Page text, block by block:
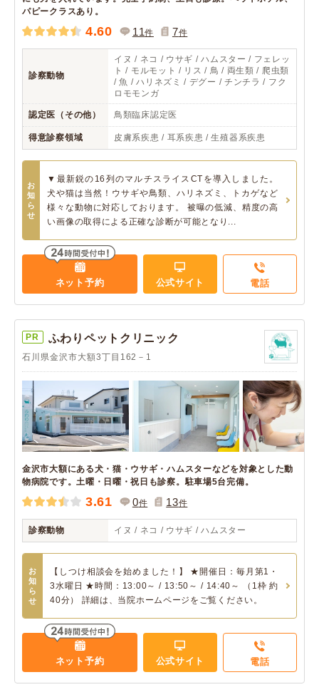
パピークラスあり。
4.60 11件 7件
診察動物
イヌ / ネコ / ウサギ / ハムスター / フェレッ
ト / モルモット / リス / 鳥 / 両生類 / 爬虫類
/ 魚 / ハリネズミ / デグー / チンチラ / フク
ロモモンガ
認定医（その他） 鳥類臨床認定医
得意診察領域 皮膚系疾患 / 耳系疾患 / 生殖器系疾患
お
知
ら
せ
▼最新鋭の16列のマルチスライスCTを導入しました。
犬や猫は当然！ウサギや鳥類、ハリネズミ、トカゲなど
様々な動物に対応しております。 被曝の低減、精度の高
い画像の取得による正確な診断が可能となり...
ネット予約 公式サイト 電話
PR ふわりペットクリニック
石川県金沢市大額3丁目162－1
金沢市大額にある犬・猫・ウサギ・ハムスターなどを対象とした動
物病院です。土曜・日曜・祝日も診察。駐車場5台完備。
3.61 0件 13件
診察動物 イヌ / ネコ / ウサギ / ハムスター
お
知
ら
せ
【しつけ相談会を始めました！】 ★開催日：毎月第1・
3水曜日 ★時間：13:00～ / 13:50～ / 14:40～ （1枠 約
40分） 詳細は、当院ホームページをご覧ください。
ネット予約 公式サイト 電話